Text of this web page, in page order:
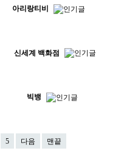
아리랑티비
신세계 백화점
빅뱅
5 다음 맨끝